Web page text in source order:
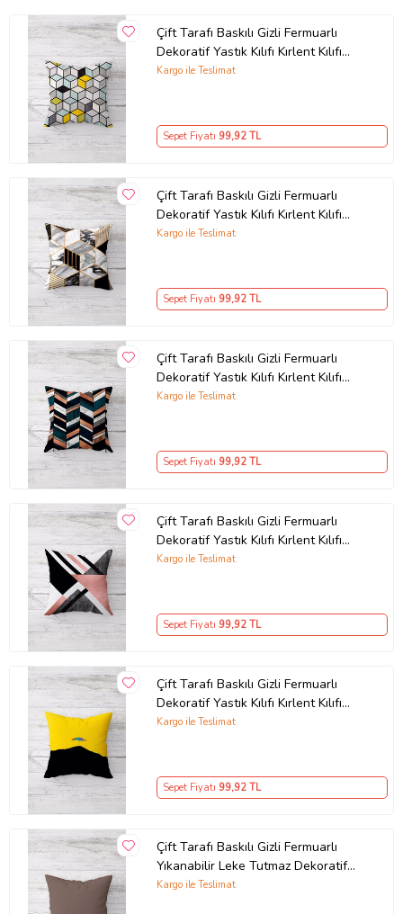
Çift Tarafı Baskılı Gizli Fermuarlı
Dekoratif Yastık Kılıfı Kırlent Kılıfı
Koltuk Yastık Kılıfı (Gri-Turkuaz)
Kargo ile Teslimat
Sepet Fiyatı 99,92 TL
Çift Tarafı Baskılı Gizli Fermuarlı
Dekoratif Yastık Kılıfı Kırlent Kılıfı
Koltuk Yastık Kılıfı (Gold)
Kargo ile Teslimat
Sepet Fiyatı 99,92 TL
Çift Tarafı Baskılı Gizli Fermuarlı
Dekoratif Yastık Kılıfı Kırlent Kılıfı
Koltuk Yastık Kılıfı (Siyah-Bronz)
Kargo ile Teslimat
Sepet Fiyatı 99,92 TL
Çift Tarafı Baskılı Gizli Fermuarlı
Dekoratif Yastık Kılıfı Kırlent Kılıfı
Koltuk Yastık Kılıfı (Pembe)
Kargo ile Teslimat
Sepet Fiyatı 99,92 TL
Çift Tarafı Baskılı Gizli Fermuarlı
Dekoratif Yastık Kılıfı Kırlent Kılıfı
Koltuk Yastık Kılıfı (Siyah-Sarı)
Kargo ile Teslimat
Sepet Fiyatı 99,92 TL
Çift Tarafı Baskılı Gizli Fermuarlı
Yıkanabilir Leke Tutmaz Dekoratif
Kırlent Kılıfı Yastık Kılıfı (KAHVE)
Kargo ile Teslimat